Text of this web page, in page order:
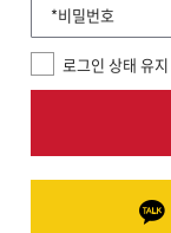
*비밀번호
로그인 상태 유지